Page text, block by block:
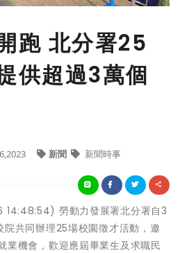
跑 北分署25
供超過3萬個
新聞 新聞時事
14:48:54) 勞動力發展署北分署自3
共同辦理25場校園徵才活動，邀
業機會，歡迎應屆畢業生及求職民